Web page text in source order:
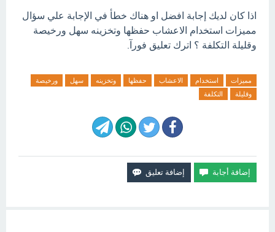
اذا كان لديك إجابة افضل او هناك خطأ في الإجابة علي سؤال
مميزات استخدام الاعشاب حفظها وتخزينه سهل ورخيصة
وقليلة التكلفة ؟ اترك تعليق فورآ.
مميزات استخدام الاعشاب حفظها وتخزينه سهل
ورخيصة
وقليلة
التكلفة